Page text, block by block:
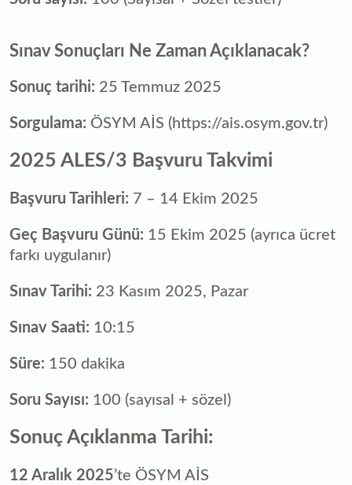
Sınav Sonuçları Ne Zaman Açıklanacak?
Sonuç tarihi: 25 Temmuz 2025
Sorgulama: ÖSYM AİS (https://ais.osym.gov.tr)
2025 ALES/3 Başvuru Takvimi
Başvuru Tarihleri: 7 – 14 Ekim 2025
Geç Başvuru Günü: 15 Ekim 2025 (ayrıca ücret
farkı uygulanır)
Sınav Tarihi: 23 Kasım 2025, Pazar
Sınav Saati: 10:15
Süre: 150 dakika
Soru Sayısı: 100 (sayısal + sözel)
Sonuç Açıklanma Tarihi:
12 Aralık 2025’te ÖSYM AİS